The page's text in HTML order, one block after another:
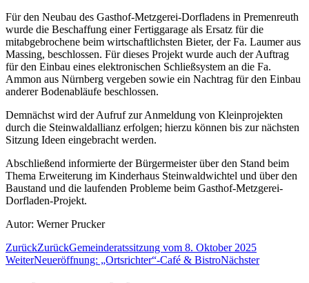
Für den Neubau des Gasthof-Metzgerei-Dorfladens in Premenreuth
wurde die Beschaffung einer Fertiggarage als Ersatz für die
mitabgebrochene beim wirtschaftlichsten Bieter, der Fa. Laumer aus
Massing, beschlossen. Für dieses Projekt wurde auch der Auftrag
für den Einbau eines elektronischen Schließsystem an die Fa.
Ammon aus Nürnberg vergeben sowie ein Nachtrag für den Einbau
anderer Bodenabläufe beschlossen.
Demnächst wird der Aufruf zur Anmeldung von Kleinprojekten
durch die Steinwaldallianz erfolgen; hierzu können bis zur nächsten
Sitzung Ideen eingebracht werden.
Abschließend informierte der Bürgermeister über den Stand beim
Thema Erweiterung im Kinderhaus Steinwaldwichtel und über den
Baustand und die laufenden Probleme beim Gasthof-Metzgerei-
Dorfladen-Projekt.
Autor: Werner Prucker
ZurückZurückGemeinderatssitzung vom 8. Oktober 2025
WeiterNeueröffnung: „Ortsrichter“-Café & BistroNächster